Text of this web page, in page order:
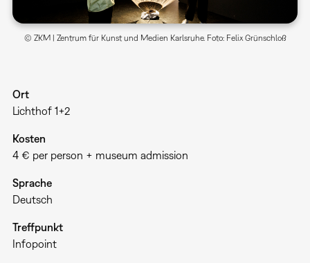
© ZKM | Zentrum für Kunst und Medien Karlsruhe. Foto: Felix Grünschloß
Ort
Lichthof 1+2
Kosten
4 € per person + museum admission
Sprache
Deutsch
Treffpunkt
Infopoint